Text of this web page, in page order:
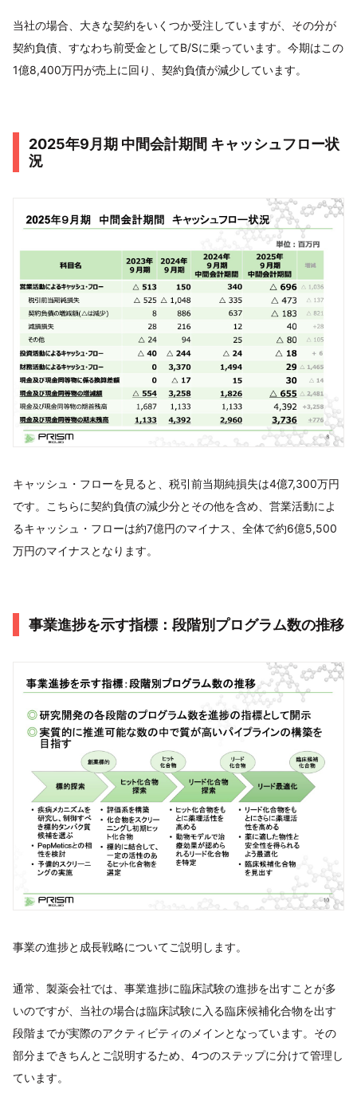
当社の場合、大きな契約をいくつか受注していますが、その分が
契約負債、すなわち前受金としてB/Sに乗っています。今期はこの
1億8,400万円が売上に回り、契約負債が減少しています。
2025年9月期 中間会計期間 キャッシュフロー状
況
キャッシュ・フローを見ると、税引前当期純損失は4億7,300万円
です。こちらに契約負債の減少分とその他を含め、営業活動によ
るキャッシュ・フローは約7億円のマイナス、全体で約6億5,500
万円のマイナスとなります。
事業進捗を示す指標：段階別プログラム数の推移
事業の進捗と成長戦略についてご説明します。
通常、製薬会社では、事業進捗に臨床試験の進捗を出すことが多
いのですが、当社の場合は臨床試験に入る臨床候補化合物を出す
段階までが実際のアクティビティのメインとなっています。その
部分まできちんとご説明するため、4つのステップに分けて管理し
ています。